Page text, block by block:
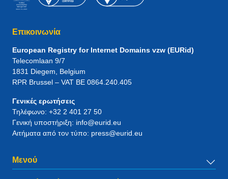
Επικοινωνία
European Registry for Internet Domains vzw (EURid)
Telecomlaan 9/7
1831 Diegem , Belgium
RPR Brussel – VAT BE 0864.240.405
Γενικές ερωτήσεις
Τηλέφωνο: +32 2 401 27 50
Γενική υποστήριξη: info@eurid.eu
Αιτήματα από τον τύπο: press@eurid.eu
Μενού